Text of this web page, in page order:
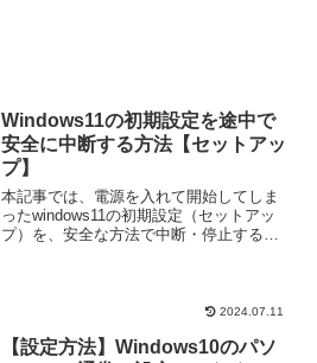
Windows11の初期設定を途中で
安全に中断する方法【セットアッ
プ】
本記事では、電源を入れて開始してしま
ったwindows11の初期設定（セットアッ
プ）を、安全な方法で中断・停止する方
2024.07.11
【設定方法】Windows10のパソ